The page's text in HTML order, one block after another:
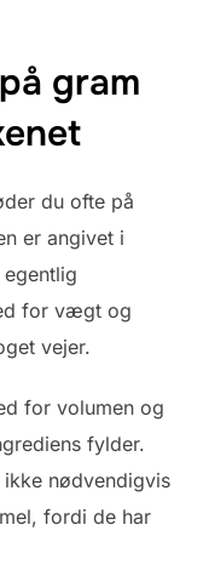
gram
du ofte på
er angivet i
for vægt og
vejer.
for volumen og
fylder.
nødvendigvis
fordi de har